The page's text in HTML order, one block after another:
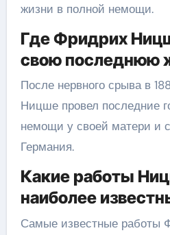
жизни в полной немощи.
Где Фридрих
свою последнюю
После нервного срыва в
Ницше провел последние
немощи у своей матери и
Германия.
Какие работы
наиболее
Самые известные работы